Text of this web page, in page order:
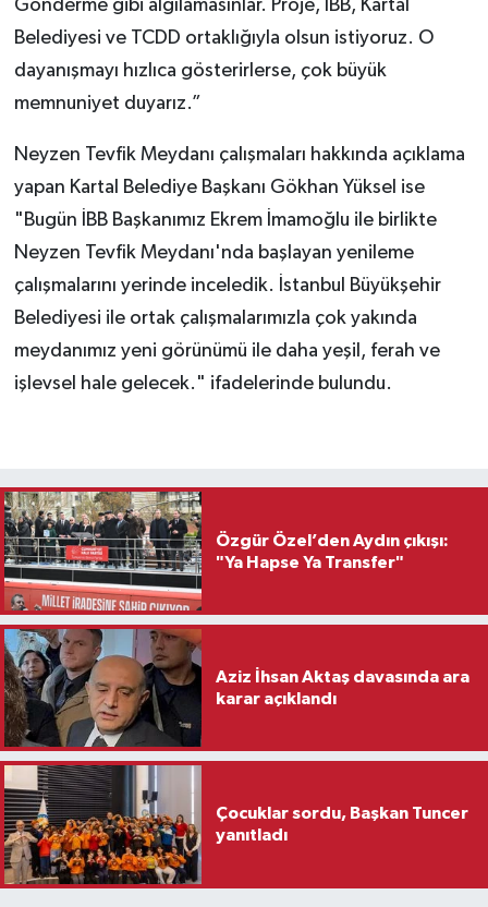
Gönderme gibi algılamasınlar. Proje, İBB, Kartal
Belediyesi ve TCDD ortaklığıyla olsun istiyoruz. O
dayanışmayı hızlıca gösterirlerse, çok büyük
memnuniyet duyarız.”
Neyzen Tevfik Meydanı çalışmaları hakkında açıklama
yapan Kartal Belediye Başkanı Gökhan Yüksel ise
"Bugün İBB Başkanımız Ekrem İmamoğlu ile birlikte
Neyzen Tevfik Meydanı'nda başlayan yenileme
çalışmalarını yerinde inceledik. İstanbul Büyükşehir
Belediyesi ile ortak çalışmalarımızla çok yakında
meydanımız yeni görünümü ile daha yeşil, ferah ve
işlevsel hale gelecek." ifadelerinde bulundu.
Özgür Özel’den Aydın çıkışı:
"Ya Hapse Ya Transfer"
Aziz İhsan Aktaş davasında ara
karar açıklandı
Çocuklar sordu, Başkan Tuncer
yanıtladı